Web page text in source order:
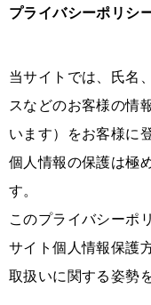
プライバシーポリシ
当サイトでは、氏名
スなどのお客様の情
います）をお客様に
個人情報の保護は極
す。
このプライバシーポ
サイト個人情報保護
取扱いに関する姿勢